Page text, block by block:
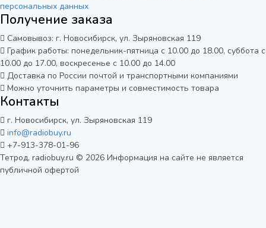
персональных данных
Получение заказа
Самовывоз: г. Новосибирск, ул. Зыряновская 119
График работы: понедельник-пятница с 10.00 до 18.00, суббота с
10.00 до 17.00, воскресенье с 10.00 до 14.00
Доставка по России почтой и транспортными компаниями
Можно уточнить параметры и совместимость товара
Контакты
г. Новосибирск, ул. Зыряновская 119
info@radiobuy.ru
+7-913-378-01-96
Тетрод, radiobuy.ru © 2026 Информация на сайте не является
публичной офертой